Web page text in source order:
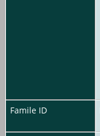
Famile ID